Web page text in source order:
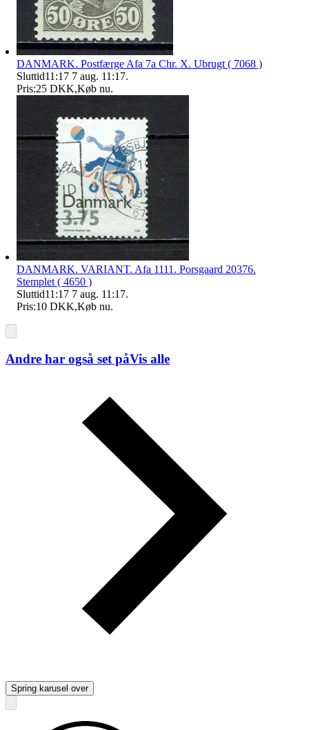
DANMARK. Postfærge Afa 7a Chr. X. Ubrugt ( 7068 )
Sluttid11:17 7 aug. 11:17.
Pris:25 DKK,Køb nu.
DANMARK. VARIANT. Afa 1111. Porsgaard 20376.
Stemplet ( 4650 )
Sluttid11:17 7 aug. 11:17.
Pris:10 DKK,Køb nu.
Andre har også set påVis alle
Spring karusel over